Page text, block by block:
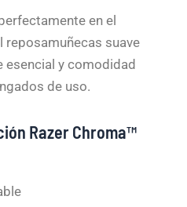
en el
reposamuñecas suave
y comodidad
de uso.
Razer Chroma™